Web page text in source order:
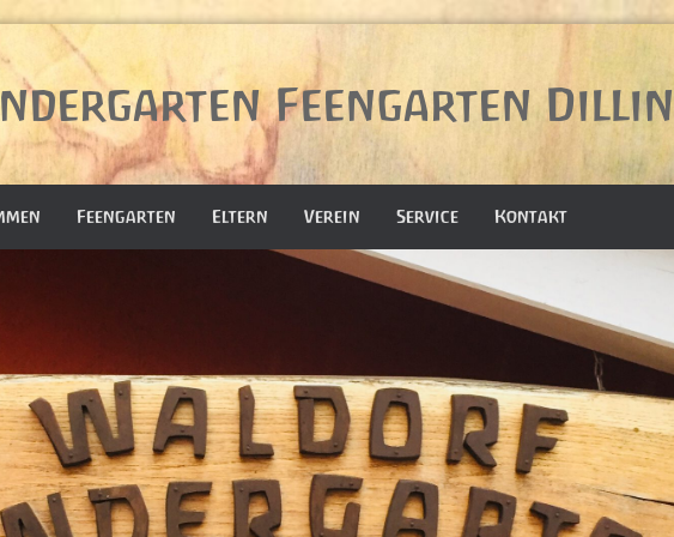
Feengarten
Feengarten Eltern Verein Service Kontakt